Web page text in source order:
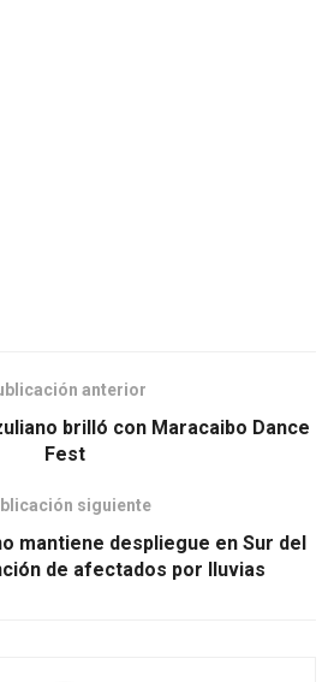
anterior
brilló con Maracaibo Dance
Fest
siguiente
mantiene despliegue en Sur del
de afectados por lluvias